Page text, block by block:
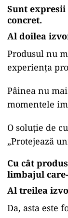
Sunt
concret.
Al doilea
Produsul nu
experiența
Pâinea nu
momentele
O soluție de
„Protejează
Cu cât
limbajul
Al treilea
Da, asta este